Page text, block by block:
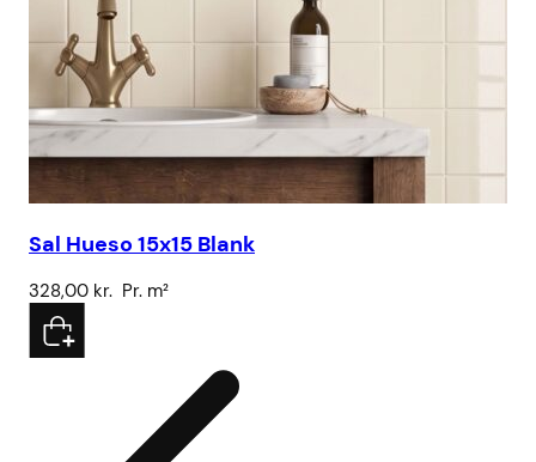
Sal Hueso 15x15 Blank
328,00 kr. Pr. m²